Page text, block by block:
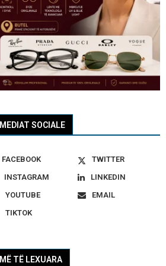
MEDIAT SOCIALE
FACEBOOK
TWITTER
INSTAGRAM
LINKEDIN
YOUTUBE
EMAIL
TIKTOK
MË TË LEXUARA